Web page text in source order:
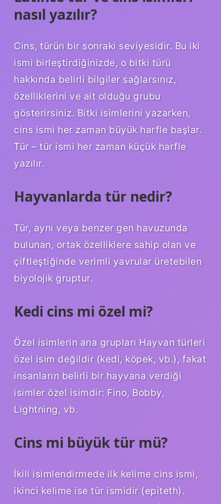
nasıl yazılır?
Cins, türün bir sonraki seviyesidir. Bu iki
ismi birleştirdiğinizde, o bitki türü
hakkında belirli bilgiler sağlarsınız,
özelliklerini ve ait olduğu grubu
gösterirsiniz. Bitki isimlerini yazarken,
cins ismi her zaman büyük harfle başlar.
Tür – tür ismi her zaman küçük harfle
yazılır.
Hayvanlarda tür nedir?
Tür, aynı veya benzer gen havuzunda
bulunan, ortak özelliklere sahip olan ve
çiftleştiğinde verimli yavrular üretebilen
biyolojik gruptur.
Kedi cins mi özel mi?
Özel isimlerin ana grupları Hayvan türleri
özel isim değildir (kedi, köpek, vb.), fakat
insanların belirli bir hayvana verdiği
isimler özel isimdir: Fino, Bobby,
Lightning, vb.
Cins mi büyük tür mü?
İkili isimlendirmede ilk kelime cins ismi,
ikinci kelime ise tür ismidir (epiteth).